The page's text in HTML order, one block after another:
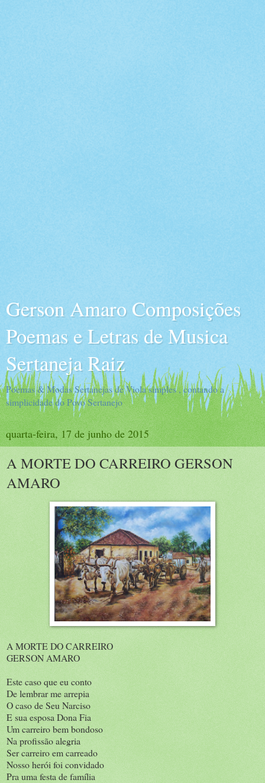
Gerson Amaro Composições
Poemas e Letras de Musica
Sertaneja Raiz
Poemas & Modas Sertanejas de Viola simples , contando a
simplicidade do Povo Sertanejo
quarta-feira, 17 de junho de 2015
A MORTE DO CARREIRO GERSON
AMARO
A MORTE DO CARREIRO
GERSON AMARO
Este caso que eu conto
De lembrar me arrepia
O caso de Seu Narciso
E sua esposa Dona Fia
Um carreiro bem bondoso
Na profissão alegria
Ser carreiro em carreado
Nosso herói foi convidado
Pra uma festa de família